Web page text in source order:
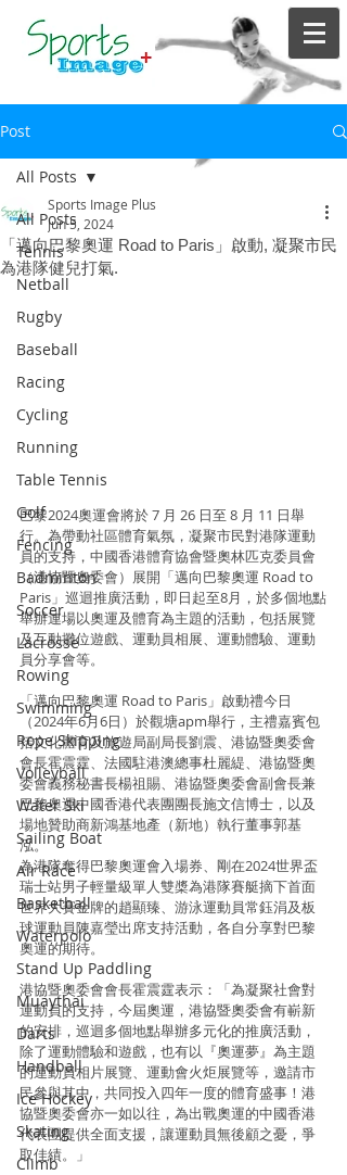
Post
All Posts
Tennis
Netball
Rugby
Baseball
Racing
Cycling
Running
Table Tennis
Golf
Fencing
Badminton
Soccer
Lacrosse
Rowing
Swimming
Rope Skipping
Volleyball
Water Ski
Sailing Boat
Air Race
Basketball
Waterpolo
Stand Up Paddling
Muaythai
Darts
Handball
Ice Hockey
Skating
Climb
All Posts
「邁向巴黎奧運 Road to Paris」啟動, 凝聚市民
為港隊健兒打氣.
Sports Image Plus
Jun 5, 2024
巴黎2024奧運會將於 7 月 26 日至 8 月 11 日舉
行。為帶動社區體育氣氛，凝聚市民對港隊運動
員的支持，中國香港體育協會暨奧林匹克委員會
（港協暨奧委會）展開「邁向巴黎奧運 Road to
Paris」巡迴推廣活動，即日起至8月，於多個地點
舉辦連場以奧運及體育為主題的活動，包括展覽
及互動攤位遊戲、運動員相展、運動體驗、運動
員分享會等。
「邁向巴黎奧運 Road to Paris」啟動禮今日
（2024年6月6日）於觀塘apm舉行，主禮嘉賓包
括文化體育及旅遊局副局長劉震、港協暨奧委會
會長霍震霆、法國駐港澳總事杜麗緹、港協暨奧
委會義務秘書長楊祖賜、港協暨奧委會副會長兼
巴黎奧運中國香港代表團團長施文信博士，以及
場地贊助商新鴻基地產（新地）執行董事郭基
泓。
為港隊奪得巴黎奧運會入場券、剛在2024世界盃
瑞士站男子輕量級單人雙槳為港隊賽艇摘下首面
世界大賽金牌的趙顯臻、游泳運動員常鈺涓及板
球運動員陳嘉瑩出席支持活動，各自分享對巴黎
奧運的期待。
港協暨奧委會會長霍震霆表示：「為凝聚社會對
運動員的支持，今屆奧運，港協暨奧委會有嶄新
的安排，巡迴多個地點舉辦多元化的推廣活動，
除了運動體驗和遊戲，也有以『奧運夢』為主題
的運動員相片展覽、運動會火炬展覽等，邀請市
民參與其中，共同投入四年一度的體育盛事！港
協暨奧委會亦一如以往，為出戰奧運的中國香港
代表團提供全面支援，讓運動員無後顧之憂，爭
取佳績。」